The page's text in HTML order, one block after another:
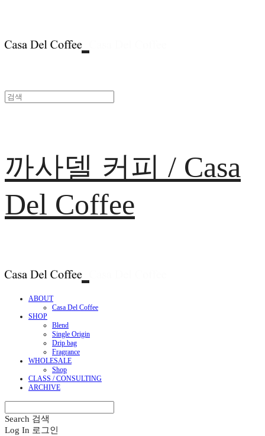
까사델 커피 / Casa
Del Coffee
ABOUT
Casa Del Coffee
SHOP
Blend
Single Origin
Drip bag
Fragrance
WHOLESALE
Shop
CLASS / CONSULTING
ARCHIVE
Search 검색
Log In 로그인